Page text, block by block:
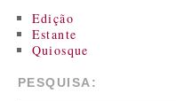
Edição
Estante
Quiosque
PESQUISA: